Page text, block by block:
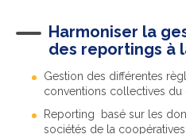
Harmoniser la
des reportings à
Gestion des différentes
conventions collectives
Reporting basé sur les
sociétés de la